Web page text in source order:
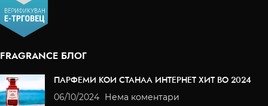
FRAGRANCE БЛОГ
ПАРФЕМИ КОИ СТАНАА ИНТЕРНЕТ ХИТ ВО 2024
06/10/2024 Нема коментари